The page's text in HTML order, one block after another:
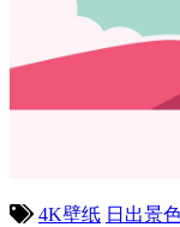
4K壁纸 日出景